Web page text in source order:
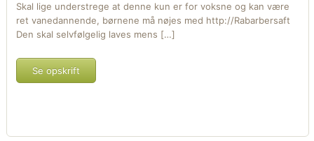
Skal lige understrege at denne kun er for voksne og kan være
ret vanedannende, børnene må nøjes med http://Rabarbersaft
Den skal selvfølgelig laves mens […]
Se opskrift